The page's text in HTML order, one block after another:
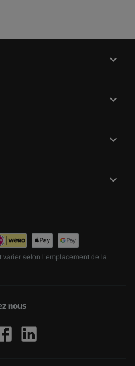
selon l’emplacement de la
nous